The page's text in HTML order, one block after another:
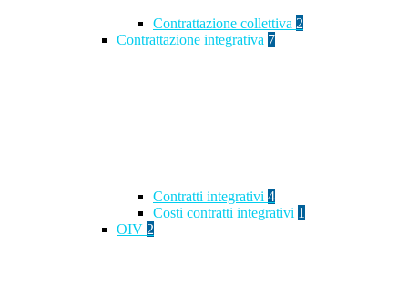
Contrattazione collettiva 2
Contrattazione integrativa 7
Contratti integrativi 4
Costi contratti integrativi 1
OIV 2